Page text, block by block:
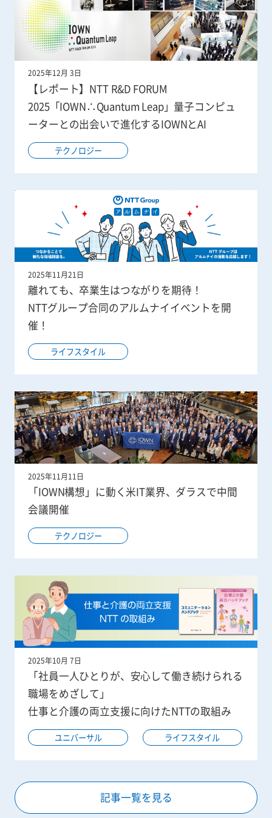
2025年12月 3日
【レポート】NTT R&D FORUM
2025「IOWN∴Quantum Leap」量子コンピュ
ーターとの出会いで進化するIOWNとAI
テクノロジー
2025年11月21日
離れても、卒業生はつながりを期待！
NTTグループ合同のアルムナイイベントを開
催！
ライフスタイル
2025年11月11日
「IOWN構想」に動く米IT業界、ダラスで中間
会議開催
テクノロジー
2025年10月 7日
「社員一人ひとりが、安心して働き続けられる
職場をめざして」
仕事と介護の両立支援に向けたNTTの取組み
ユニバーサル ライフスタイル
記事一覧を見る